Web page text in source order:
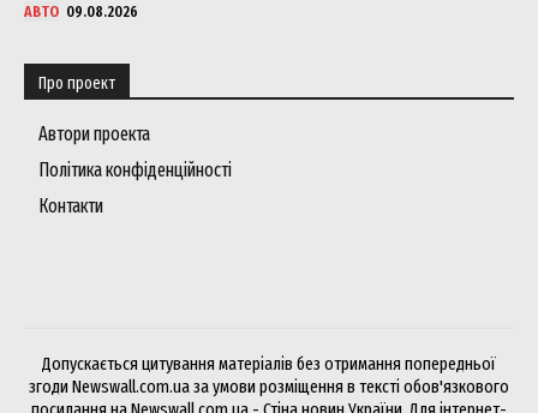
АВТО 09.08.2026
Про проект
Автори проекта
Політика конфіденційності
Контакти
Допускається цитування матеріалів без отримання попередньої
згоди Newswall.com.ua за умови розміщення в тексті обов'язкового